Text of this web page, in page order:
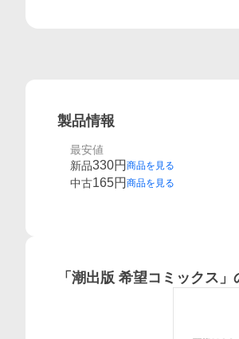
製品情報
最安値
新品330円 商品を見る
中古165円 商品を見る
「 潮出版 希望コミックス